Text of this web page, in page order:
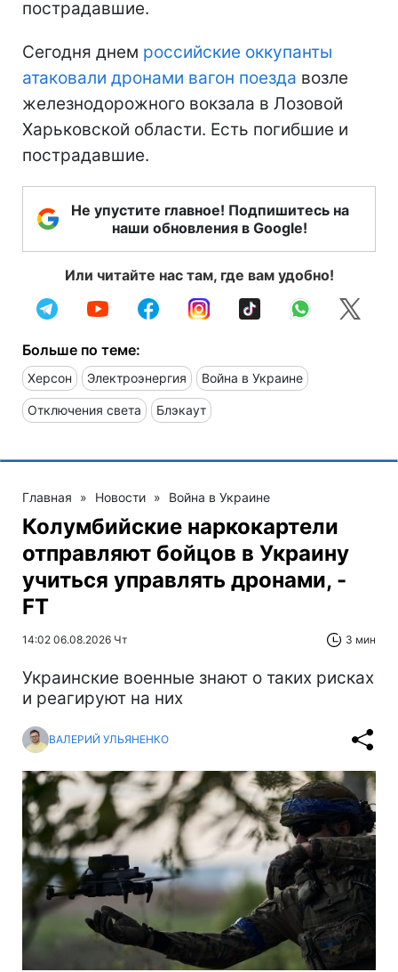
пострадавшие.
Сегодня днем российские оккупанты
атаковали дронами вагон поезда возле
железнодорожного вокзала в Лозовой
Харьковской области. Есть погибшие и
пострадавшие.
Не упустите главное! Подпишитесь на
наши обновления в Google!
Или читайте нас там, где вам удобно!
Больше по теме:
Херсон Электроэнергия Война в Украине
Отключения света Блэкаут
Главная » Новости » Война в Украине
Колумбийские наркокартели
отправляют бойцов в Украину
учиться управлять дронами, -
FT
14:02 06.08.2026 Чт 3 мин
Украинские военные знают о таких рисках
и реагируют на них
ВАЛЕРИЙ УЛЬЯНЕНКО